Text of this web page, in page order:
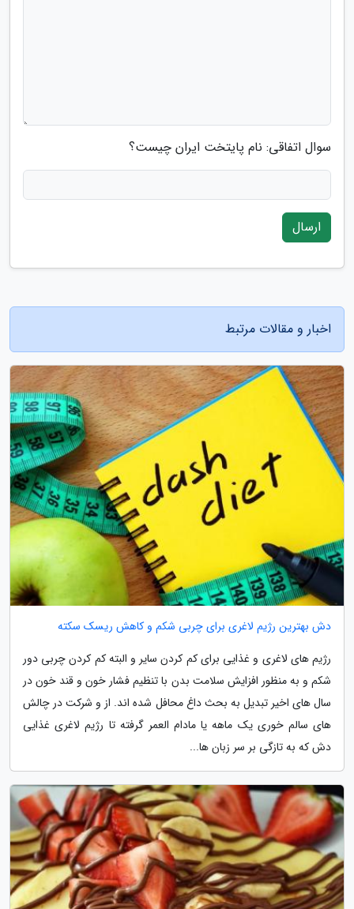
سوال اتفاقی: نام پایتخت ایران چیست؟
ارسال
اخبار و مقالات مرتبط
دش بهترین رژیم لاغری برای چربی شکم و کاهش ریسک سکته
رژیم های لاغری و غذایی برای کم کردن سایر و البته کم کردن چربی دور
شکم و به منظور افزایش سلامت بدن با تنظیم فشار خون و قند خون در
سال های اخیر تبدیل به بحث داغ محافل شده اند. از و شرکت در چالش
های سالم خوری یک ماهه یا مادام العمر گرفته تا رژیم لاغری غذایی
دش که به تازگی بر سر زبان ها...